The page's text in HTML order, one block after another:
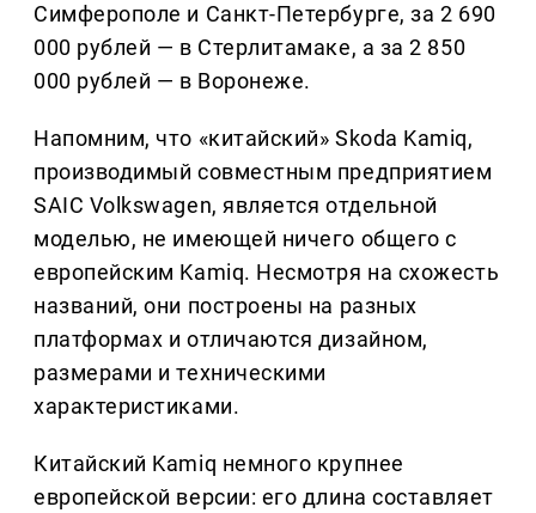
Симферополе и Санкт-Петербурге, за 2 690
000 рублей — в Стерлитамаке, а за 2 850
000 рублей — в Воронеже.
Напомним, что «китайский» Skoda Kamiq,
производимый совместным предприятием
SAIC Volkswagen, является отдельной
моделью, не имеющей ничего общего с
европейским Kamiq. Несмотря на схожесть
названий, они построены на разных
платформах и отличаются дизайном,
размерами и техническими
характеристиками.
Китайский Kamiq немного крупнее
европейской версии: его длина составляет